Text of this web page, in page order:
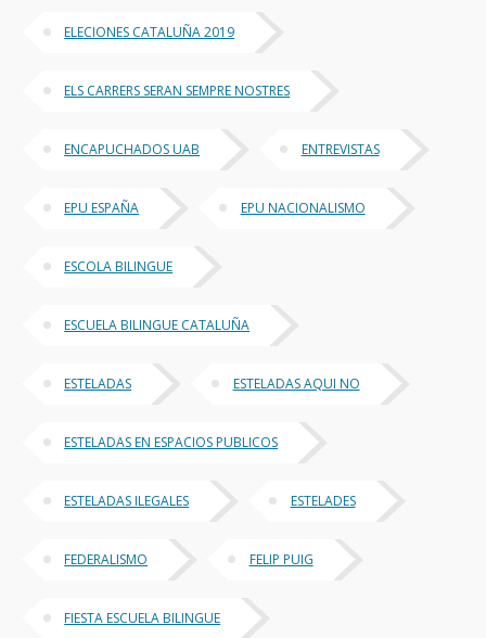
ELECIONES CATALUÑA 2019
ELS CARRERS SERAN SEMPRE NOSTRES
ENCAPUCHADOS UAB ENTREVISTAS
EPU ESPAÑA EPU NACIONALISMO
ESCOLA BILINGUE
ESCUELA BILINGUE CATALUÑA
ESTELADAS ESTELADAS AQUI NO
ESTELADAS EN ESPACIOS PUBLICOS
ESTELADAS ILEGALES ESTELADES
FEDERALISMO FELIP PUIG
FIESTA ESCUELA BILINGUE